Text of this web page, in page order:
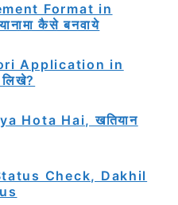
Format in
कैसे बनवाये
Application in
Hota Hai, खतियान
Check, Dakhil